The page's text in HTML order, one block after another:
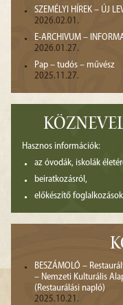
SZEMÉLYI HÍREK – ÚJ
2026.02.01.
E-ARCHIVUM –
2026.01.27.
Pap – tudós – művész
2025.11.27.
Hasznos információk:
az óvodák, iskolák
beiratkozásról,
előkészítő
BESZÁMOLÓ –
– Nemzeti Kulturális
(Restaurálási napló)
2025.10.21.